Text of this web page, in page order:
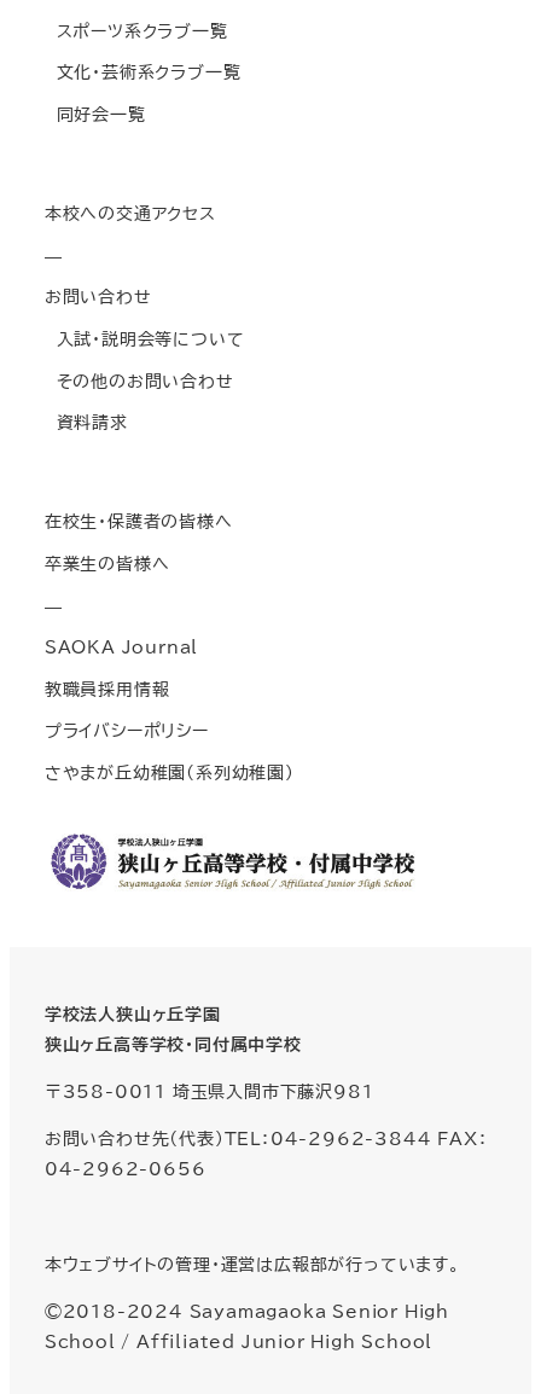
スポーツ系クラブ一覧
文化・芸術系クラブ一覧
同好会一覧
本校への交通アクセス
—
お問い合わせ
入試・説明会等について
その他のお問い合わせ
資料請求
在校生・保護者の皆様へ
卒業生の皆様へ
—
SAOKA Journal
教職員採用情報
プライバシーポリシー
さやまが丘幼稚園(系列幼稚園)
学校法人狭山ヶ丘学園
狭山ヶ丘高等学校・同付属中学校
〒358-0011 埼玉県入間市下藤沢981
お問い合わせ先（代表）TEL：04-2962-3844 FAX：
04-2962-0656
本ウェブサイトの管理・運営は広報部が行っています。
©2018-2024 Sayamagaoka Senior High
School / Affiliated Junior High School